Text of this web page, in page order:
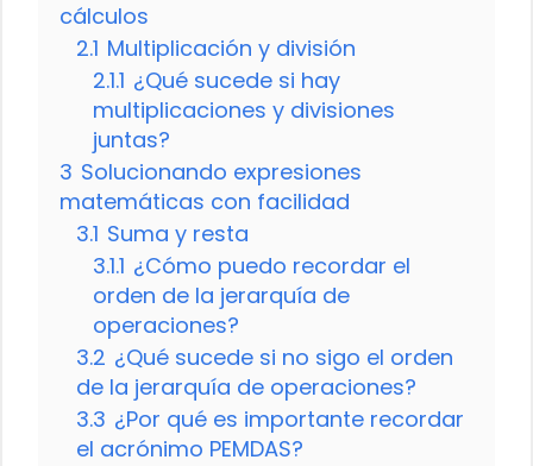
cálculos
2.1 Multiplicación y división
2.1.1 ¿Qué sucede si hay
multiplicaciones y divisiones
juntas?
3 Solucionando expresiones
matemáticas con facilidad
3.1 Suma y resta
3.1.1 ¿Cómo puedo recordar el
orden de la jerarquía de
operaciones?
3.2 ¿Qué sucede si no sigo el orden
de la jerarquía de operaciones?
3.3 ¿Por qué es importante recordar
el acrónimo PEMDAS?